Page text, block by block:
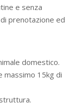
e senza
prenotazione ed
domestico.
massimo 15kg di